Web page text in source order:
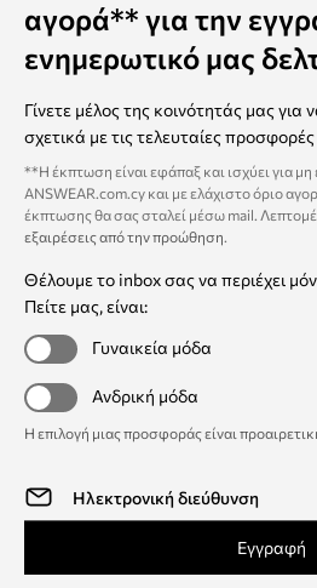
αγορά** για την
ενημερωτικό μας
Γίνετε μέλος της κοινότητάς μας
σχετικά με τις τελευταίες
**Η έκπτωση είναι εφάπαξ και ισχύει για
ANSWEAR.com.cy και με ελάχιστο όριο
έκπτωσης θα σας σταλεί μέσω mail.
εξαιρέσεις από την προώθηση.
Θέλουμε το inbox σας να περιέχει
Πείτε μας, είναι:
Γυναικεία μόδα
Ανδρική μόδα
Η επιλογή μιας προσφοράς είναι
Εγγραφή